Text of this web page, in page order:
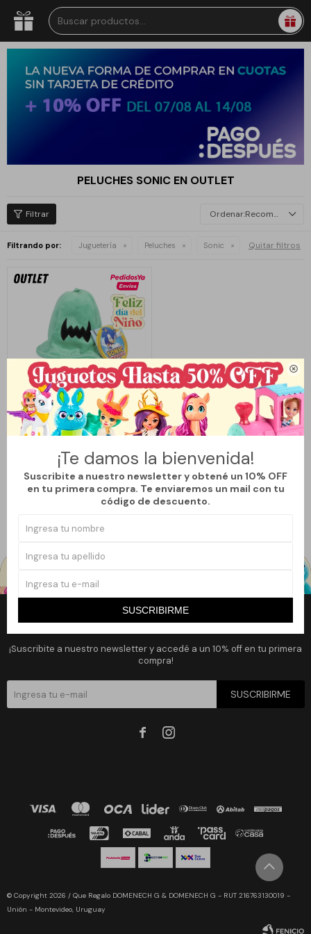

¡Te damos la bienvenida!
Suscribite a nuestro newsletter y obtené un 10% OFF
en tu primera compra. Te enviaremos un mail con tu
código de descuento.
SUSCRIBIRME
PELUCHES SONIC EN OUTLET
Recomendados
Filtrando por: Juguetería Peluches Sonic Quitar filtros
LlegaMAÑANA
JADE WHISP
$903 $ 1.290
30
¡Suscribite a nuestro newsletter y accedé a un 10% off en tu primera
compra!
SUSCRIBIRME
 
© Copyright 2026 / Que Regalo DOMENECH G & DOMENECH G - RUT 216763130019 -
Unión - Montevideo, Uruguay